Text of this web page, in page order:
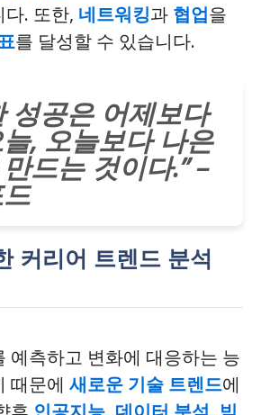
. 또한, 네트워킹과 협업을
를 달성할 수 있습니다.
성공은 어제보다
, 오늘보다 나은
드는 것이다.” –
커리어 트렌드 분석
예측하고 변화에 대응하는 능
때문에 새로운 기술 트렌드에